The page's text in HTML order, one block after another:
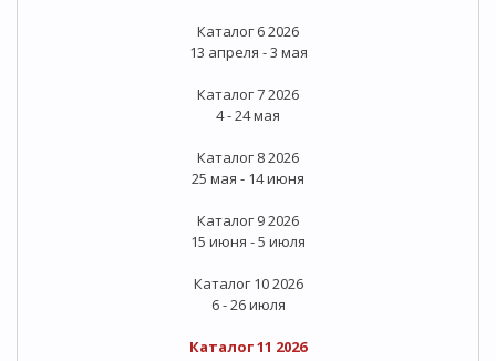
Каталог 6 2026
13 апреля - 3 мая
Каталог 7 2026
4 - 24 мая
Каталог 8 2026
25 мая - 14 июня
Каталог 9 2026
15 июня - 5 июля
Каталог 10 2026
6 - 26 июля
Каталог 11 2026